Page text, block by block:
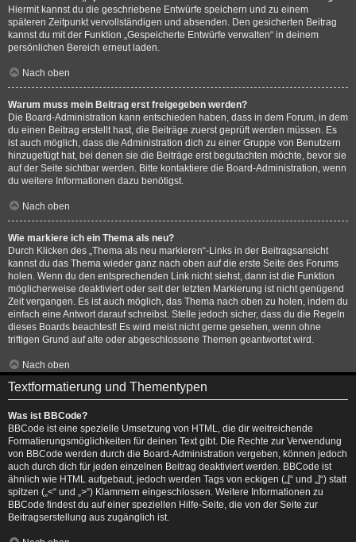
Hiermit kannst du die geschriebene Entwürfe speichern und zu einem
späteren Zeitpunkt vervollständigen und absenden. Den gesicherten Beitrag
kannst du mit der Funktion „Gespeicherte Entwürfe verwalten“ in deinem
persönlichen Bereich erneut laden.
Nach oben
Warum muss mein Beitrag erst freigegeben werden?
Die Board-Administration kann entschieden haben, dass in dem Forum, in dem
du einen Beitrag erstellt hast, die Beiträge zuerst geprüft werden müssen. Es
ist auch möglich, dass die Administration dich zu einer Gruppe von Benutzern
hinzugefügt hat, bei denen sie die Beiträge erst begutachten möchte, bevor sie
auf der Seite sichtbar werden. Bitte kontaktiere die Board-Administration, wenn
du weitere Informationen dazu benötigst.
Nach oben
Wie markiere ich ein Thema als neu?
Durch Klicken des „Thema als neu markieren“-Links in der Beitragsansicht
kannst du das Thema wieder ganz nach oben auf die erste Seite des Forums
holen. Wenn du den entsprechenden Link nicht siehst, dann ist die Funktion
möglicherweise deaktiviert oder seit der letzten Markierung ist nicht genügend
Zeit vergangen. Es ist auch möglich, das Thema nach oben zu holen, indem du
einfach eine Antwort darauf schreibst. Stelle jedoch sicher, dass du die Regeln
dieses Boards beachtest! Es wird meist nicht gerne gesehen, wenn ohne
triftigen Grund auf alte oder abgeschlossene Themen geantwortet wird.
Nach oben
Textformatierung und Thementypen
Was ist BBCode?
BBCode ist eine spezielle Umsetzung von HTML, die dir weitreichende
Formatierungsmöglichkeiten für deinen Text gibt. Die Rechte zur Verwendung
von BBCode werden durch die Board-Administration vergeben, können jedoch
auch durch dich für jeden einzelnen Beitrag deaktiviert werden. BBCode ist
ähnlich wie HTML aufgebaut, jedoch werden Tags von eckigen („[“ und „]“) statt
spitzen („<“ und „>“) Klammern eingeschlossen. Weitere Informationen zu
BBCode findest du auf einer speziellen Hilfe-Seite, die von der Seite zur
Beitragserstellung aus zugänglich ist.